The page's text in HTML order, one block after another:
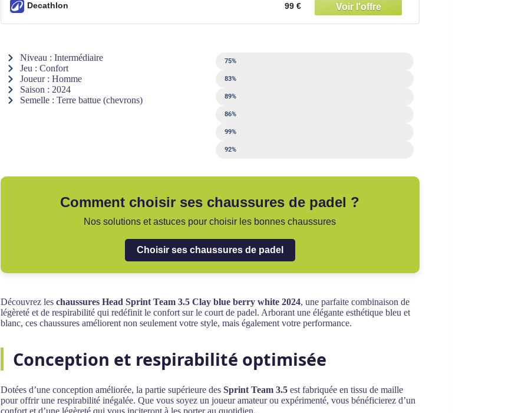
Decathlon 99 €
Niveau : Intermédiaire
Jeu : Confort
Joueur : Homme
Saison : 2024
Semelle : Terre battue (chevrons)
Légèreté
75%
Amorti
83%
Flexibilité
89%
Transpiration
86%
Maintien au sol
99%
Stabilité
92%
Comment choisir ses chaussures de padel ?
Nos solutions et astuces pour choisir les bonnes chaussures
Choisir ses chaussures de padel
Découvrez leschaussures Head Sprint Team 3.5 Clay blue berry white 2024, une parfaite combinaison de
légèreté et de respirabilité qui redéfinit le confort sur le court de padel. Arborant une élégante esthétique bleu et
blanc, ces chaussures améliorent non seulement votre style, mais également votre performance.
Conception et respirabilité optimisée
Dotées d’une conception améliorée, la partie supérieure desSprint Team 3.5 est fabriquée en tissu de maille
pour offrir une respirabilité inégalée. Que vous soyez un joueur amateur ou expérimenté, vous bénéficierez d’un
confort et d’une légèreté qui vous inciteront à les porter au quotidien.